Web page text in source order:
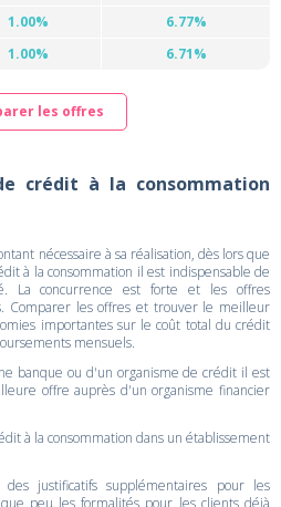
1.00%
6.77%
1.00% 6.71%
les offres
crédit à la consommation
nécessaire à sa réalisation, dès lors que
à la consommation il est indispensable de
La concurrence est forte et les offres
Comparer les offres et trouver le meilleur
importantes sur le coût total du crédit
mensuels.
banque ou d'un organisme de crédit il est
offre auprès d'un organisme financier
à la consommation dans un établissement
des justificatifs supplémentaires pour les
peu les formalités pour les clients déjà